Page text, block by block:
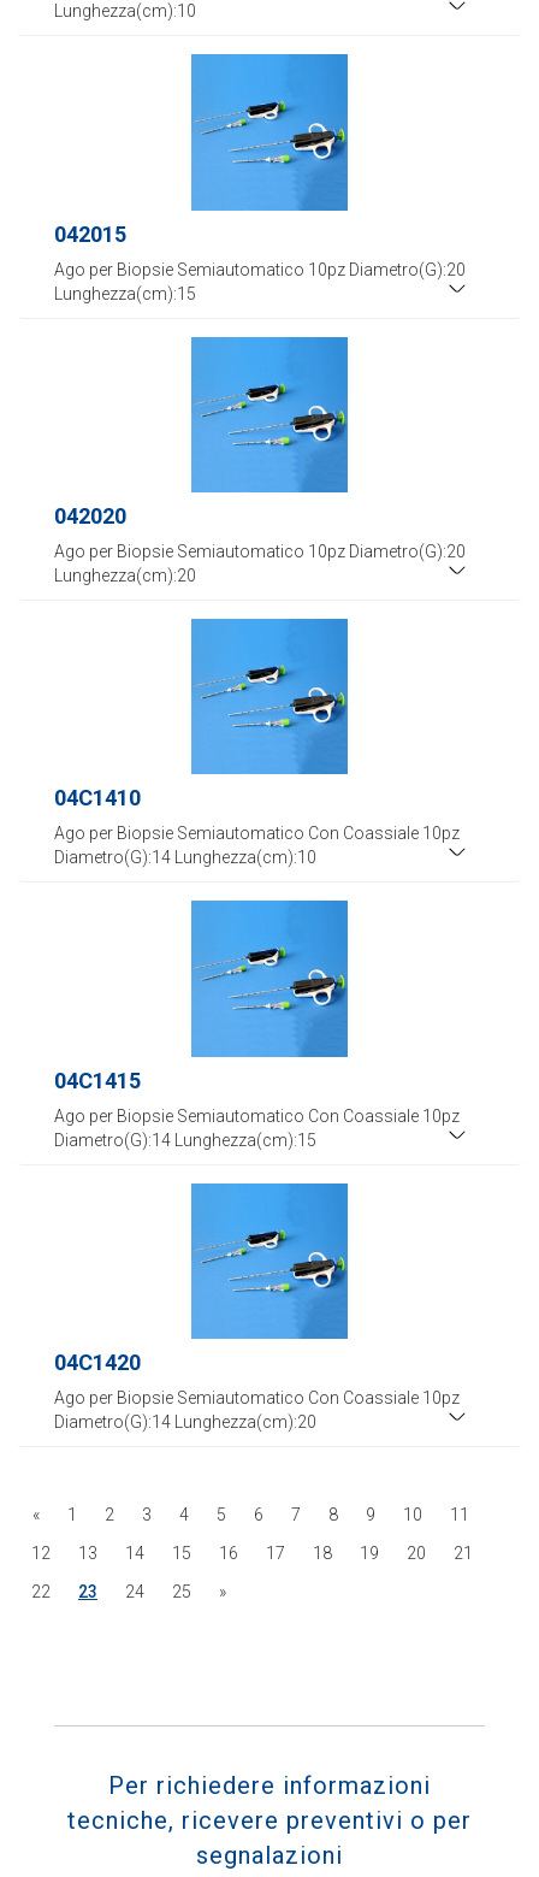
Lunghezza(cm):10
042015
Ago per Biopsie Semiautomatico 10pz Diametro(G):20
Lunghezza(cm):15
042020
Ago per Biopsie Semiautomatico 10pz Diametro(G):20
Lunghezza(cm):20
04C1410
Ago per Biopsie Semiautomatico Con Coassiale 10pz
Diametro(G):14 Lunghezza(cm):10
04C1415
Ago per Biopsie Semiautomatico Con Coassiale 10pz
Diametro(G):14 Lunghezza(cm):15
04C1420
Ago per Biopsie Semiautomatico Con Coassiale 10pz
Diametro(G):14 Lunghezza(cm):20
« 1 2 3 4 5 6 7 8 9 10
11
12
13 14 15 16 17 18 19 20
21
22
23 24 25 »
Per richiedere informazioni
tecniche, ricevere preventivi o per
segnalazioni